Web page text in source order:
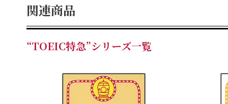
関連商品
“TOEIC特急”シリーズ一覧